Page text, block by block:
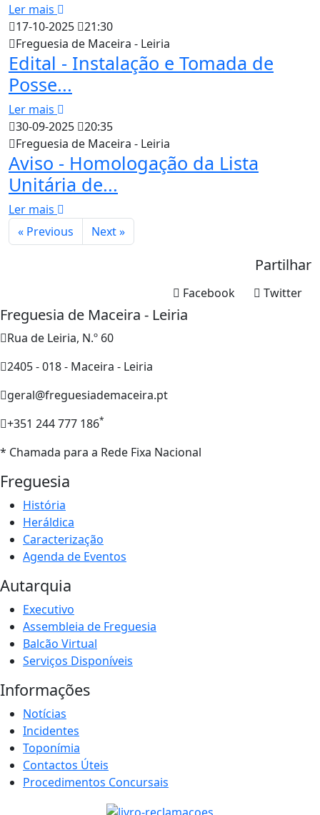
Ler mais
17-10-2025
21:30
Freguesia de Maceira - Leiria
Edital - Instalação e Tomada de
Posse...
Ler mais
30-09-2025
20:35
Freguesia de Maceira - Leiria
Aviso - Homologação da Lista
Unitária de...
Ler mais
« Previous
Next »
Partilhar
Twitter
Facebook
Freguesia de Maceira - Leiria
Rua de Leiria, N.º 60
2405 - 018 - Maceira - Leiria
geral@freguesiademaceira.pt
+351 244 777 186*
* Chamada para a Rede Fixa Nacional
Freguesia
História
Heráldica
Caracterização
Agenda de Eventos
Autarquia
Executivo
Assembleia de Freguesia
Balcão Virtual
Serviços Disponíveis
Informações
Notícias
Incidentes
Toponímia
Contactos Úteis
Procedimentos Concursais